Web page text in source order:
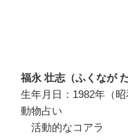
福永 壮志（ふくなが た
生年月日：1982年（
動物占い
活動的なコアラ